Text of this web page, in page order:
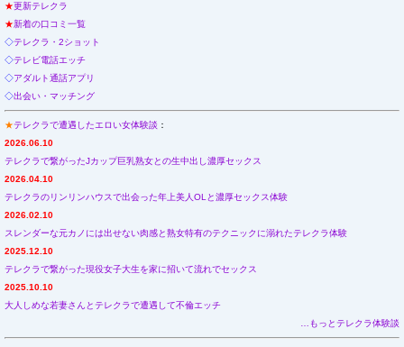
★更新テレクラ
★新着の口コミ一覧
◇テレクラ・2ショット
◇テレビ電話エッチ
◇アダルト通話アプリ
◇出会い・マッチング
★テレクラで遭遇したエロい女体験談 ：
2026.06.10
テレクラで繋がったJカップ巨乳熟女との生中出し濃厚セックス
2026.04.10
テレクラのリンリンハウスで出会った年上美人OLと濃厚セックス体験
2026.02.10
スレンダーな元カノには出せない肉感と熟女特有のテクニックに溺れたテレクラ体験
2025.12.10
テレクラで繋がった現役女子大生を家に招いて流れでセックス
2025.10.10
大人しめな若妻さんとテレクラで遭遇して不倫エッチ
…もっとテレクラ体験談